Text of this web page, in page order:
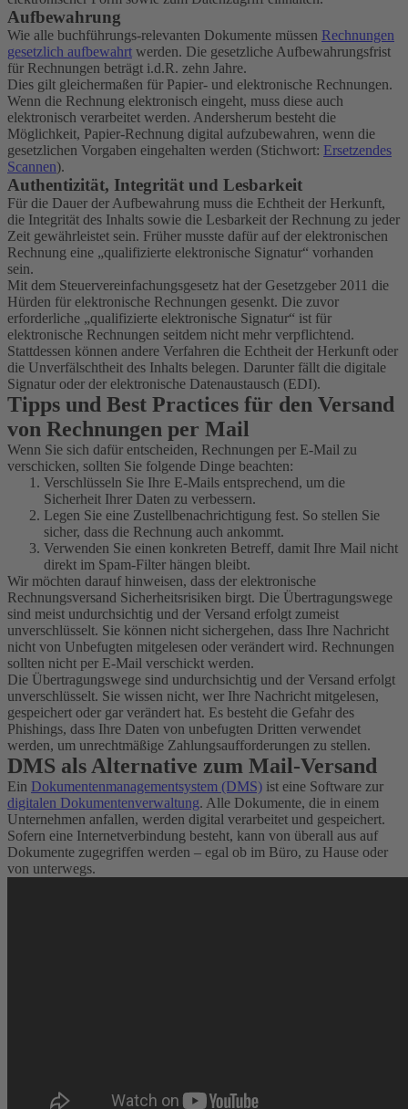
Aufbewahrung
Wie alle buchführungs-relevanten Dokumente müssen Rechnungen
gesetzlich aufbewahrt werden. Die gesetzliche Aufbewahrungsfrist
für Rechnungen beträgt i.d.R. zehn Jahre.
Dies gilt gleichermaßen für Papier- und elektronische Rechnungen.
Wenn die Rechnung elektronisch eingeht, muss diese auch
elektronisch verarbeitet werden. Andersherum besteht die
Möglichkeit, Papier-Rechnung digital aufzubewahren, wenn die
gesetzlichen Vorgaben eingehalten werden (Stichwort: Ersetzendes
Scannen).
Authentizität, Integrität und Lesbarkeit
Für die Dauer der Aufbewahrung muss die Echtheit der Herkunft,
die Integrität des Inhalts sowie die Lesbarkeit der Rechnung zu jeder
Zeit gewährleistet sein. Früher musste dafür auf der elektronischen
Rechnung eine „qualifizierte elektronische Signatur“ vorhanden
sein.
Mit dem Steuervereinfachungsgesetz hat der Gesetzgeber 2011 die
Hürden für elektronische Rechnungen gesenkt. Die zuvor
erforderliche „qualifizierte elektronische Signatur“ ist für
elektronische Rechnungen seitdem nicht mehr verpflichtend.
Stattdessen können andere Verfahren die Echtheit der Herkunft oder
die Unverfälschtheit des Inhalts belegen. Darunter fällt die digitale
Signatur oder der elektronische Datenaustausch (EDI).
Tipps und Best Practices für den Versand
von Rechnungen per Mail
Wenn Sie sich dafür entscheiden, Rechnungen per E-Mail zu
verschicken, sollten Sie folgende Dinge beachten:
Verschlüsseln Sie Ihre E-Mails entsprechend, um die
Sicherheit Ihrer Daten zu verbessern.
Legen Sie eine Zustellbenachrichtigung fest. So stellen Sie
sicher, dass die Rechnung auch ankommt.
Verwenden Sie einen konkreten Betreff, damit Ihre Mail nicht
direkt im Spam-Filter hängen bleibt.
Wir möchten darauf hinweisen, dass der elektronische
Rechnungsversand Sicherheitsrisiken birgt. Die Übertragungswege
sind meist undurchsichtig und der Versand erfolgt zumeist
unverschlüsselt. Sie können nicht sichergehen, dass Ihre Nachricht
nicht von Unbefugten mitgelesen oder verändert wird. Rechnungen
sollten nicht per E-Mail verschickt werden.
Die Übertragungswege sind undurchsichtig und der Versand erfolgt
unverschlüsselt. Sie wissen nicht, wer Ihre Nachricht mitgelesen,
gespeichert oder gar verändert hat. Es besteht die Gefahr des
Phishings, dass Ihre Daten von unbefugten Dritten verwendet
werden, um unrechtmäßige Zahlungsaufforderungen zu stellen.
DMS als Alternative zum Mail-Versand
Ein Dokumentenmanagementsystem (DMS) ist eine Software zur
digitalen Dokumentenverwaltung. Alle Dokumente, die in einem
Unternehmen anfallen, werden digital verarbeitet und gespeichert.
Sofern eine Internetverbindung besteht, kann von überall aus auf
Dokumente zugegriffen werden – egal ob im Büro, zu Hause oder
von unterwegs.